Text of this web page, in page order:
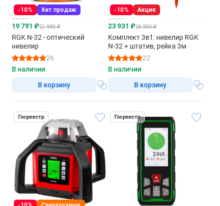
-10% Хит продаж
19 791 ₽21 990 ₽
RGK N-32 - оптический
нивелир
26
В наличии
В корзину
-10% Акция
23 931 ₽26 590 ₽
Комплект 3в1: нивелир RGK
N-32 + штатив, рейка 3м
22
В наличии
В корзину
Госреестр Госреестр